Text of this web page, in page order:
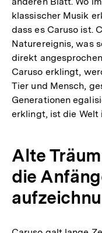
klassischer Musik
dass es Caruso ist.
Naturereignis, was
direkt
Caruso erklingt,
Tier und Mensch,
Generationen
erklingt, ist die Welt
Alte
die